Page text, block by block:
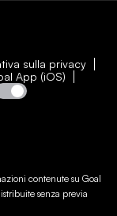
sulla privacy
App (iOS)
contenute su Goal
senza previa